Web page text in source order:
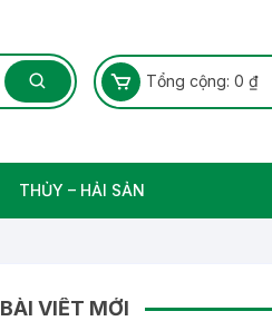
Tổng cộng: 0 ₫
THỦY – HẢI SẢN
BÀI VIẾT MỚI